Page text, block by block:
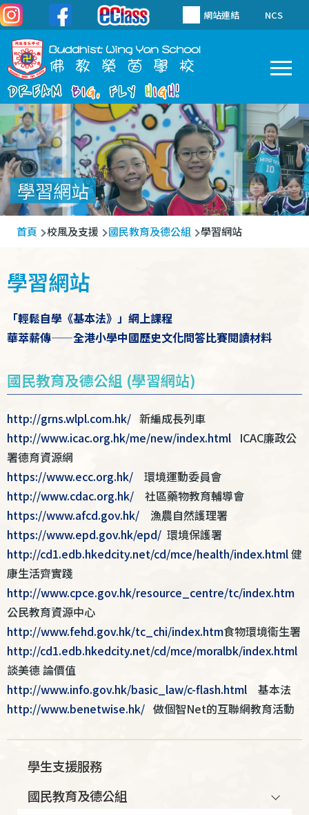
移至主內容 網站連結 NCS
Main
navigation
學習網站
導
連
結
首頁 校風及支援 國民教育及德公組 學習網站
學習網站
「輕鬆自學《基本法》」網上課程
華萃薪傳——全港小學中國歷史文化問答比賽閱讀材料
國民教育及德公組 (學習網站)
http://grns.wlpl.com.hk/ 新編成長列車
http://www.icac.org.hk/me/new/index.html ICAC廉政公
署德育資源網
https://www.ecc.org.hk/ 環境運動委員會
http://www.cdac.org.hk/ 社區藥物教育輔導會
https://www.afcd.gov.hk/ 漁農自然護理署
https://www.epd.gov.hk/epd/ 環境保護署
http://cd1.edb.hkedcity.net/cd/mce/health/index.html健
康生活齊實踐
http://www.cpce.gov.hk/resource_centre/tc/index.htm
公民教育資源中心
http://www.fehd.gov.hk/tc_chi/index.htm食物環境衞生署
http://cd1.edb.hkedcity.net/cd/mce/moralbk/index.html
談美德 論價值
http://www.info.gov.hk/basic_law/c-flash.html 基本法
http://www.benetwise.hk/ 做個智Net的互聯網教育活動
navigation
學生支援服務
國民教育及德公組